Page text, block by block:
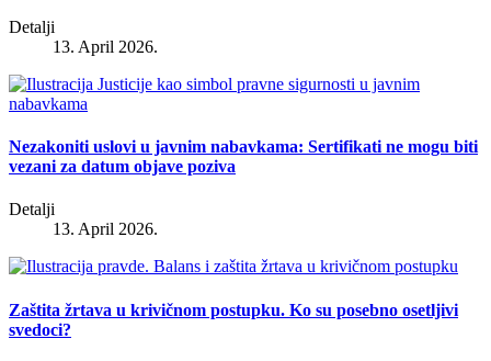
Detalji
13. April 2026.
Nezakoniti uslovi u javnim nabavkama: Sertifikati ne mogu biti
vezani za datum objave poziva
Detalji
13. April 2026.
Zaštita žrtava u krivičnom postupku. Ko su posebno osetljivi
svedoci?